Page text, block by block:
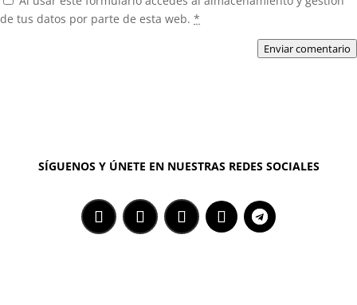
de tus datos por parte de esta web. *
Enviar comentario
SÍGUENOS Y ÚNETE EN NUESTRAS REDES SOCIALES